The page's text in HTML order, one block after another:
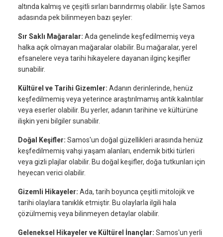
altında kalmış ve çeşitli sırları barındırmış olabilir. İşte Samos
adasında pek bilinmeyen bazı şeyler:
Sır Saklı Mağaralar: Ada genelinde keşfedilmemiş veya
halka açık olmayan mağaralar olabilir. Bu mağaralar, yerel
efsanelere veya tarihi hikayelere dayanan ilginç keşifler
sunabilir.
Kültürel ve Tarihi Gizemler: Adanın derinlerinde, henüz
keşfedilmemiş veya yeterince araştırılmamış antik kalıntılar
veya eserler olabilir. Bu yerler, adanın tarihine ve kültürüne
ilişkin yeni bilgiler sunabilir.
Doğal Keşifler: Samos'un doğal güzellikleri arasında henüz
keşfedilmemiş vahşi yaşam alanları, endemik bitki türleri
veya gizli plajlar olabilir. Bu doğal keşifler, doğa tutkunları için
heyecan verici olabilir.
Gizemli Hikayeler: Ada, tarih boyunca çeşitli mitolojik ve
tarihi olaylara tanıklık etmiştir. Bu olaylarla ilgili hala
çözülmemiş veya bilinmeyen detaylar olabilir.
Geleneksel Hikayeler ve Kültürel İnançlar: Samos'un yerli